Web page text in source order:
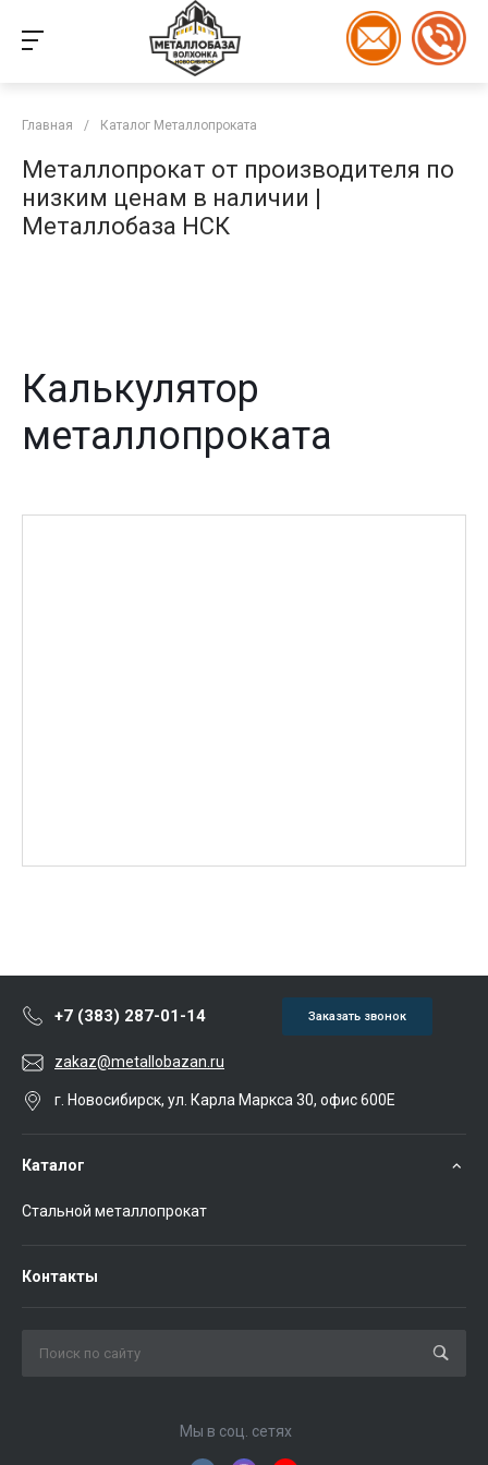
Главная / Каталог Металлопроката
Металлопрокат от производителя по
низким ценам в наличии |
Металлобаза НСК
Калькулятор
металлопроката
+7 (383) 287-01-14 Заказать звонок
zakaz@metallobazan.ru
г. Новосибирск, ул. Карла Маркса 30, офис 600Е
Каталог
Стальной металлопрокат
Контакты
Мы в соц. сетях